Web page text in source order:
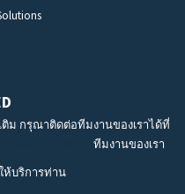
ม กรุณาติดต่อทีมงานของเราได้ที่
ทีมงานของเรา
ห้บริการท่าน